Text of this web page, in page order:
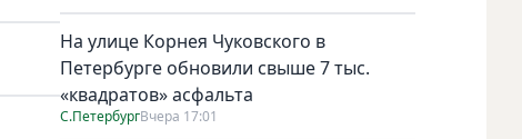
На улице Корнея Чуковского в
Петербурге обновили свыше 7 тыс.
«квадратов» асфальта
С.ПетербургВчера 17:01